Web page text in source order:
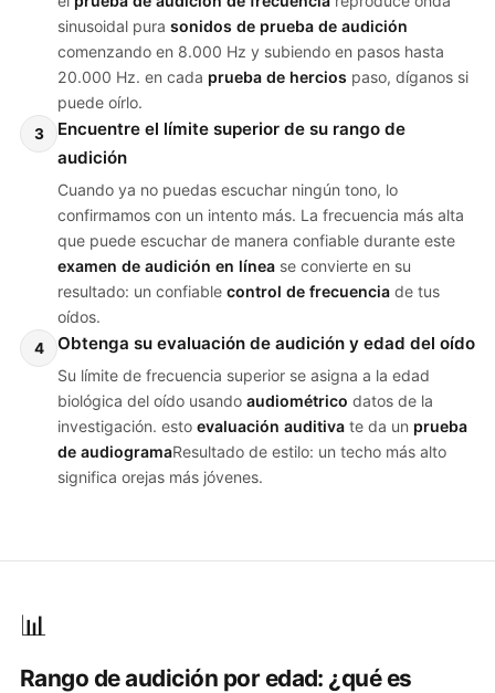
sinusoidal pura sonidos de prueba de audición
comenzando en 8.000 Hz y subiendo en pasos hasta
20.000 Hz. en cada prueba de hercios paso, díganos si
puede oírlo.
3
Encuentre el límite superior de su rango de
audición
Cuando ya no puedas escuchar ningún tono, lo
confirmamos con un intento más. La frecuencia más alta
que puede escuchar de manera confiable durante este
examen de audición en línea se convierte en su
resultado: un confiable control de frecuencia de tus
oídos.
4 Obtenga su evaluación de audición y edad del oído
Su límite de frecuencia superior se asigna a la edad
biológica del oído usando audiométrico datos de la
investigación. esto evaluación auditiva te da un prueba
de audiogramaResultado de estilo: un techo más alto
significa orejas más jóvenes.
📊
Rango de audición por edad: ¿qué es